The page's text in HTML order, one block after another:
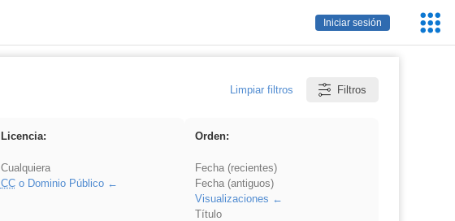
Iniciar sesión
Limpiar filtros Filtros
Licencia:
Cualquiera
CCo Dominio Público
Orden:
Fecha (recientes)
Fecha (antiguos)
Visualizaciones
Título